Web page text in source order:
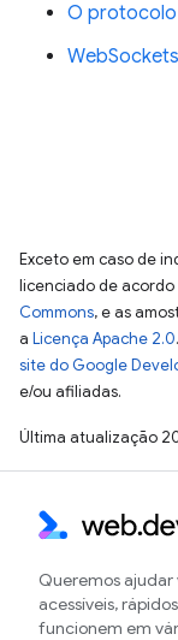
O
Exceto em caso de
licenciado de acordo
Commons, e as
a Licença Apache 2.0
site do Google
e/ou afiliadas.
Última atualização
Queremos ajudar
acessíveis,
funcionem em